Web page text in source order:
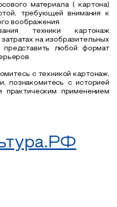
материала ( картона)
требующей внимания к
воображения.
техники картонаж
на изобразительных
представить любой формат
с техникой картонаж,
познакомитесь с историей
практическим применением